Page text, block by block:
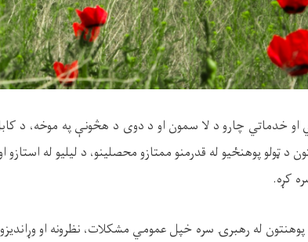
او خدماتي چارو د لا سمون او د دوی د هڅونې په موخه، د
د ټولو پوهنځیو له قدرمنو ممتازو محصلینو، د لیلیو له
کړه.
له رهبرۍ سره خپل عمومي مشکلات، نظرونه او